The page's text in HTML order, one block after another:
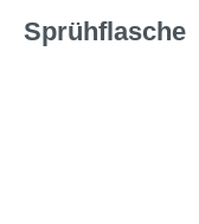
Sprühflasche